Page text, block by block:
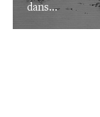
dans...